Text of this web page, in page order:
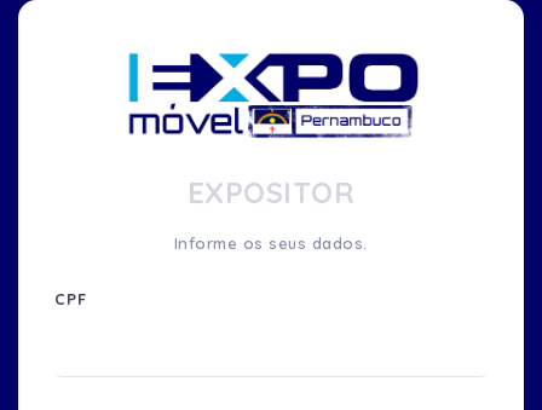
EXPOSITOR
Informe os seus dados.
CPF